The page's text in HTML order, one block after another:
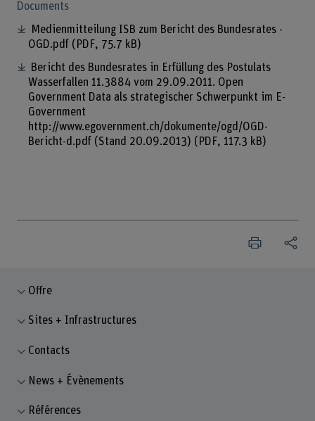
Documents
Medienmitteilung ISB zum Bericht des Bundesrates -
OGD.pdf (PDF, 75.7 kB)
Bericht des Bundesrates in Erfüllung des Postulats
Wasserfallen 11.3884 vom 29.09.2011. Open
Government Data als strategischer Schwerpunkt im E-
Government
http://www.egovernment.ch/dokumente/ogd/OGD-
Bericht-d.pdf (Stand 20.09.2013) (PDF, 117.3 kB)
Offre
Sites + Infrastructures
Contacts
News + Évènements
Références